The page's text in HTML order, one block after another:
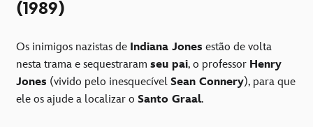
(1989)
Os inimigos nazistas de Indiana Jones estão de volta
nesta trama e sequestraram seu pai, o professor Henry
Jones (vivido pelo inesquecível Sean Connery), para que
ele os ajude a localizar o Santo Graal.